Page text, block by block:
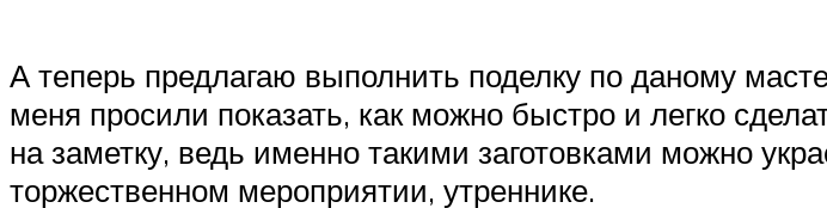
А теперь предлагаю выполнить поделку по даному
меня просили показать, как можно быстро и легко
на заметку, ведь именно такими заготовками можно
торжественном мероприятии, утреннике.